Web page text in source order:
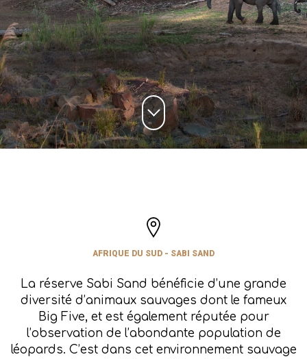
AFRIQUE DU SUD - SABI SAND
La réserve Sabi Sand bénéficie d’une grande
diversité d’animaux sauvages dont le fameux
Big Five, et est également réputée pour
l’observation de l’abondante population de
léopards. C’est dans cet environnement sauvage